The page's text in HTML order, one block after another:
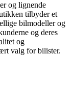
og lignende
tilbyder et
bilmodeller og
og deres
og
valg for bilister.